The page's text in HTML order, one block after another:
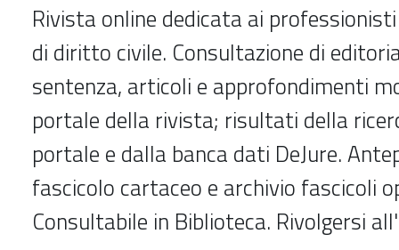
Rivista online dedicata ai
di diritto civile. Consultazione di
sentenza, articoli e approfondimenti
portale della rivista; risultati della
portale e dalla banca dati DeJure.
fascicolo cartaceo e archivio fascicoli
Consultabile in Biblioteca. Rivolgersi